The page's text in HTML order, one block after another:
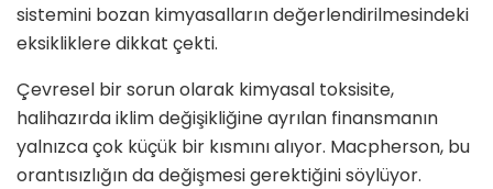
sistemini bozan kimyasalların değerlendirilmesindeki
eksikliklere dikkat çekti.
Çevresel bir sorun olarak kimyasal toksisite,
halihazırda iklim değişikliğine ayrılan finansmanın
yalnızca çok küçük bir kısmını alıyor. Macpherson, bu
orantısızlığın da değişmesi gerektiğini söylüyor.